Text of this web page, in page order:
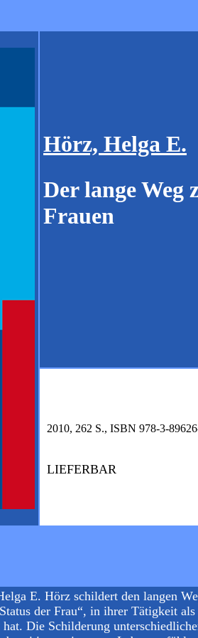
Hörz, Helga E.
Der lange Weg
Frauen
2010, 262 S., ISBN 978-3-
LIEFERBAR
E. Hörz schildert den langen
der Frau“, in ihrer Tätigkeit
Die Schilderung